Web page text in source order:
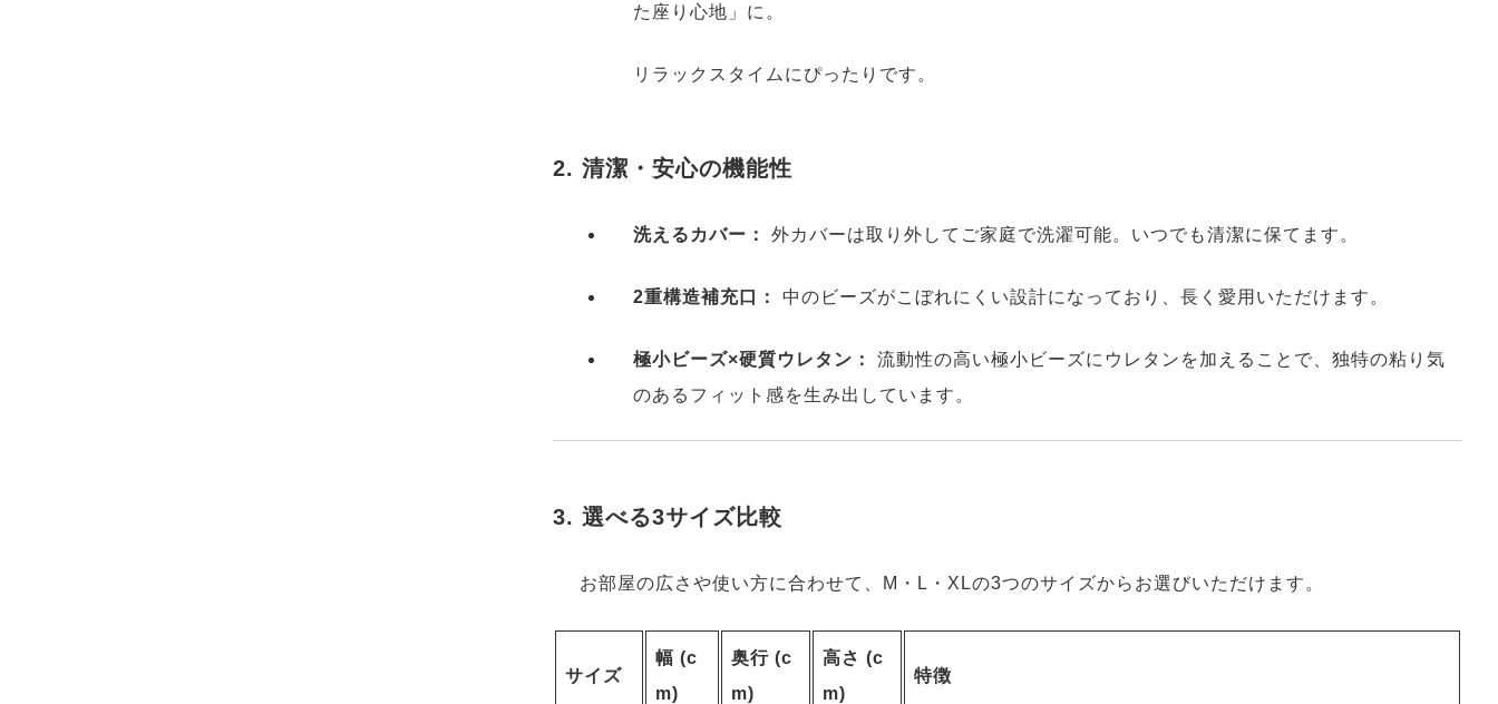
た座り心地」に。
リラックスタイムにぴったりです。
2. 清潔・安心の機能性
洗えるカバー： 外カバーは取り外してご家庭で洗濯可能。いつでも清潔に保てます。
2重構造補充口： 中のビーズがこぼれにくい設計になっており、長く愛用いただけます。
極小ビーズ×硬質ウレタン：
流動性の高い極小ビーズにウレタンを加えることで、独特の粘り気
のあるフィット感を生み出しています。
3. 選べる3サイズ比較
お部屋の広さや使い方に合わせて、M・L・XLの3つのサイズからお選びいただけます。
サイズ
幅 (c
m)
奥行 (c
m)
高さ (c
m)
特徴